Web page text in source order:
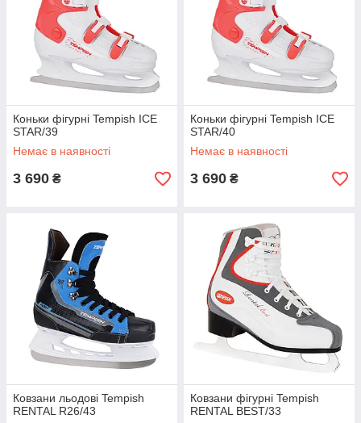
Коньки фігурні Tempish ICE
STAR/39
Немає в наявності
3 690 ₴
Коньки фігурні Tempish ICE
STAR/40
Немає в наявності
3 690 ₴
Ковзани льодові Tempish
RENTAL R26/43
Ковзани фігурні Tempish
RENTAL BEST/33